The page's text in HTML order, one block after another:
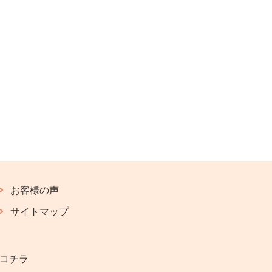
お客様の声
サイトマップ
チラ